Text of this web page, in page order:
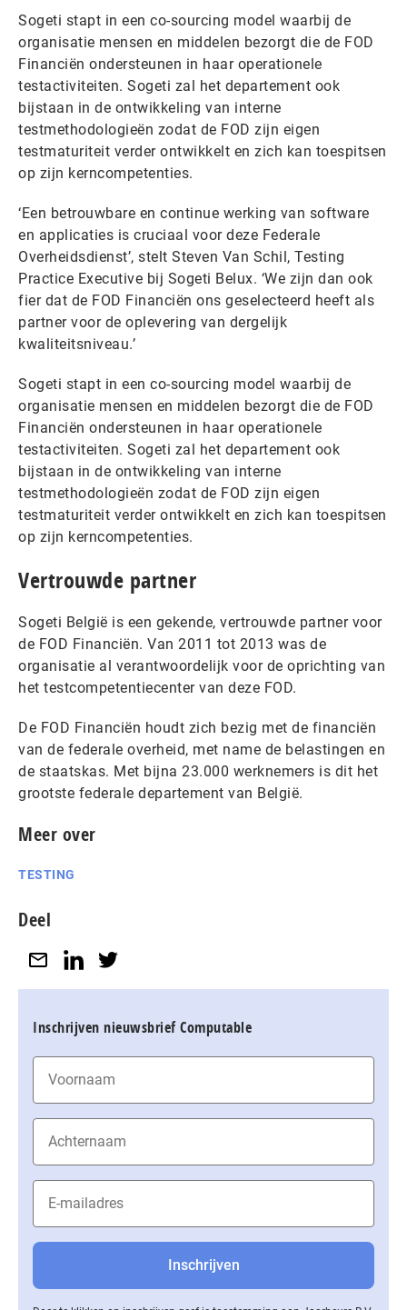
Sogeti stapt in een co-sourcing model waarbij de
organisatie mensen en middelen bezorgt die de FOD
Financiën ondersteunen in haar operationele
testactiviteiten. Sogeti zal het departement ook
bijstaan in de ontwikkeling van interne
testmethodologieën zodat de FOD zijn eigen
testmaturiteit verder ontwikkelt en zich kan toespitsen
op zijn kerncompetenties.
‘Een betrouwbare en continue werking van software
en applicaties is cruciaal voor deze Federale
Overheidsdienst’, stelt Steven Van Schil, Testing
Practice Executive bij Sogeti Belux. ‘We zijn dan ook
fier dat de FOD Financiën ons geselecteerd heeft als
partner voor de oplevering van dergelijk
kwaliteitsniveau.’
Sogeti stapt in een co-sourcing model waarbij de
organisatie mensen en middelen bezorgt die de FOD
Financiën ondersteunen in haar operationele
testactiviteiten. Sogeti zal het departement ook
bijstaan in de ontwikkeling van interne
testmethodologieën zodat de FOD zijn eigen
testmaturiteit verder ontwikkelt en zich kan toespitsen
op zijn kerncompetenties.
Vertrouwde partner
Sogeti België is een gekende, vertrouwde partner voor
de FOD Financiën. Van 2011 tot 2013 was de
organisatie al verantwoordelijk voor de oprichting van
het testcompetentiecenter van deze FOD.
De FOD Financiën houdt zich bezig met de financiën
van de federale overheid, met name de belastingen en
de staatskas. Met bijna 23.000 werknemers is dit het
grootste federale departement van België.
Meer over
TESTING
Deel
Inschrijven nieuwsbrief Computable